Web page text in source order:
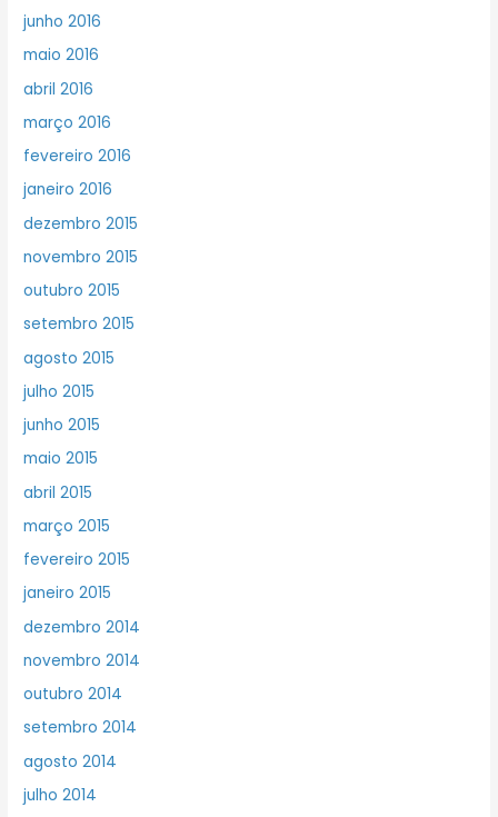
junho 2016
maio 2016
abril 2016
março 2016
fevereiro 2016
janeiro 2016
dezembro 2015
novembro 2015
outubro 2015
setembro 2015
agosto 2015
julho 2015
junho 2015
maio 2015
abril 2015
março 2015
fevereiro 2015
janeiro 2015
dezembro 2014
novembro 2014
outubro 2014
setembro 2014
agosto 2014
julho 2014